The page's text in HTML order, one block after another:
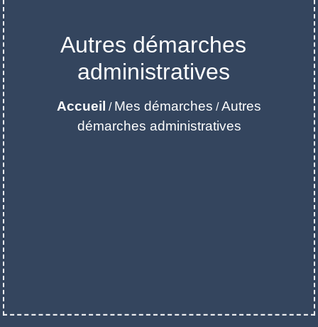
Autres démarches
administratives
Accueil / Mes démarches /Autres
démarches administratives